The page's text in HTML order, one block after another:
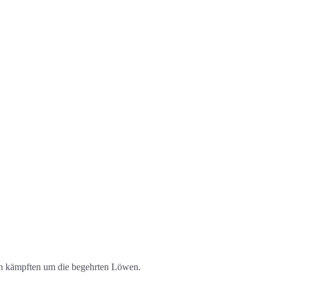
kämpften um die begehrten Löwen.